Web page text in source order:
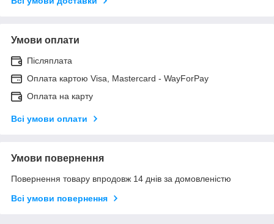
Умови оплати
Післяплата
Оплата картою Visa, Mastercard - WayForPay
Оплата на карту
Всі умови оплати
Умови повернення
Повернення товару впродовж 14 днів за домовленістю
Всі умови повернення